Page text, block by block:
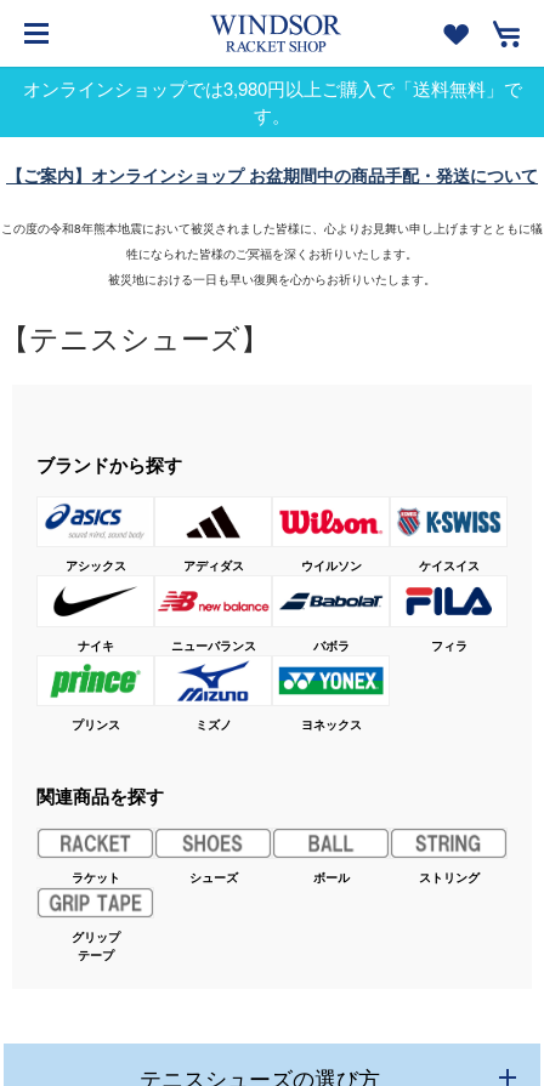
オンラインショップでは3,980円以上ご購入で「送料無料」で
す。
【ご案内】オンラインショップ お盆期間中の商品手配・発送について
この度の令和8年熊本地震において被災されました皆様に、心よりお見舞い申し上げますとともに犠
牲になられた皆様のご冥福を深くお祈りいたします。
被災地における一日も早い復興を心からお祈りいたします。
【テニスシューズ】
ブランドから探す
アシックス アディダス ウイルソン ケイスイス
ナイキ ニューバランス バボラ フィラ
プリンス ミズノ ヨネックス
関連商品を探す
ラケット シューズ ボール ストリング
グリップ
テープ
テニスシューズの選び方